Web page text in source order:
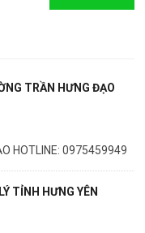
TRẦN HƯNG ĐẠO
HOTLINE: 0975459949
TỈNH HƯNG YÊN